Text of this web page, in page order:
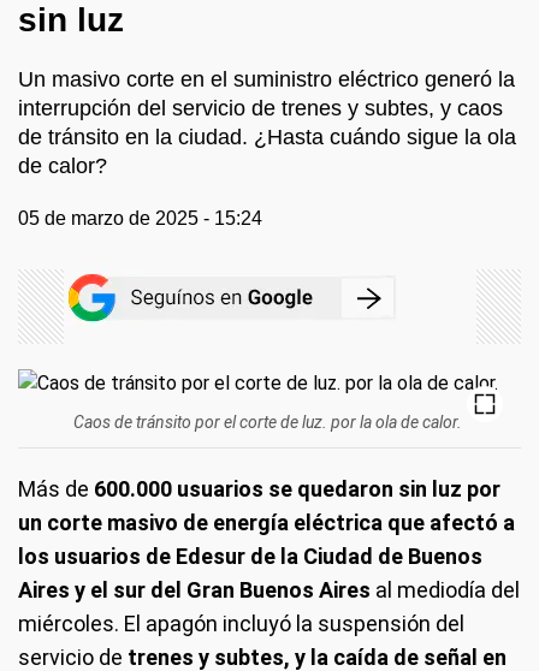
sin luz
Un masivo corte en el suministro eléctrico generó la
interrupción del servicio de trenes y subtes, y caos
de tránsito en la ciudad. ¿Hasta cuándo sigue la ola
de calor?
05 de marzo de 2025 - 15:24
Caos de tránsito por el corte de luz. por la ola de calor.
Más de 600.000 usuarios se quedaron sin luz por
un corte masivo de energía eléctrica que afectó a
los usuarios de Edesur de la Ciudad de Buenos
Aires y el sur del Gran Buenos Aires al mediodía del
miércoles. El apagón incluyó la suspensión del
servicio de trenes y subtes, y la caída de señal en